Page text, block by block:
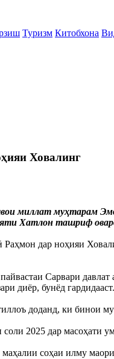
Туризм Китобхона
Ховалинг
миллат муҳтарам
Хатлон ташриф
дар ноҳияи
Сарвари
диёр, бунёд гардидааст.
доданд, ки бинои
2025 дар масоҳати
соҳаи илму